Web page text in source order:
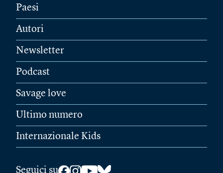
Paesi
Autori
Newsletter
Podcast
Savage love
Ultimo numero
Internazionale Kids
Seguici su